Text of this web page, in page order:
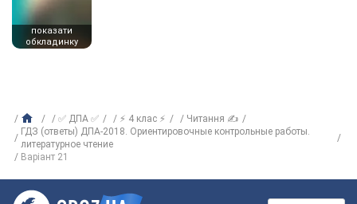
показати
обкладинку
✅ ДПА ✅ ⚡ 4 клас ⚡
Читання ✍
ГДЗ (ответы) ДПА-2018. Ориентировочные контрольные работы.
литературное чтение
Варіант 21